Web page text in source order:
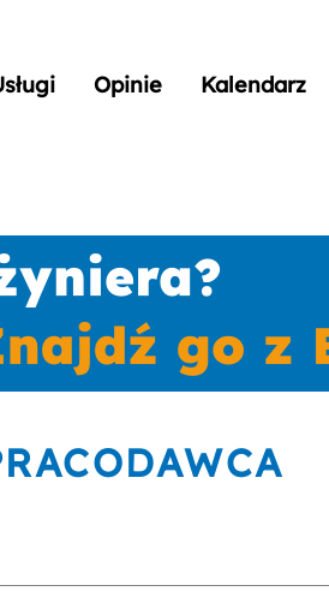
Opinie Kalendarz